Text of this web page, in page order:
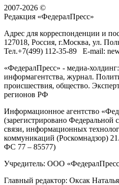
2007-2026 ©
Редакция «ФедералПресс»
Адрес для корреспонденции и
127018, Россия, г.Москва, ул.
Тел.+7(499) 112-35-89 E-mail:
«ФедералПресс» - медиа-
информагентства, журнал.
происшествия, общество.
регионов РФ
Информационное агентство
(зарегистрировано Федеральной
связи, информационных
коммуникаций (Роскомнадзор)
ФС 77 – 85577)
Учредитель: ООО
Главный редактор: Оксак